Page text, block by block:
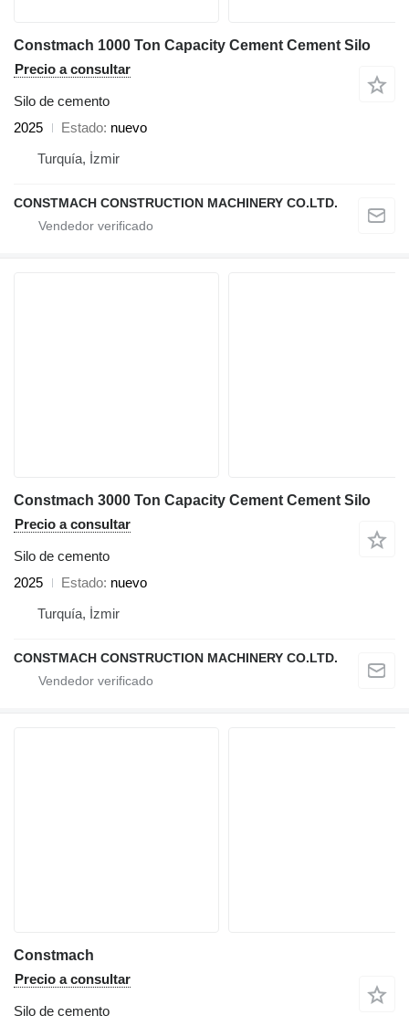
Constmach 1000 Ton Capacity Cement Cement Silo
Precio a consultar
Silo de cemento
2025
Estado nuevo
Turquía, İzmir
CONSTMACH CONSTRUCTION MACHINERY CO.LTD.
Constmach 3000 Ton Capacity Cement Cement Silo
Precio a consultar
Silo de cemento
2025
Estado nuevo
Turquía, İzmir
CONSTMACH CONSTRUCTION MACHINERY CO.LTD.
Constmach
Precio a consultar
Silo de cemento